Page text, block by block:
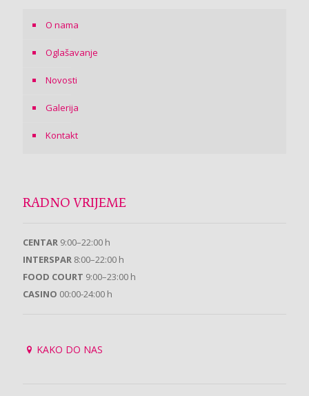
O nama
Oglašavanje
Novosti
Galerija
Kontakt
RADNO VRIJEME
CENTAR 9:00–22:00 h
INTERSPAR 8:00–22:00 h
FOOD COURT 9:00–23:00 h
CASINO 00:00-24:00 h
KAKO DO NAS